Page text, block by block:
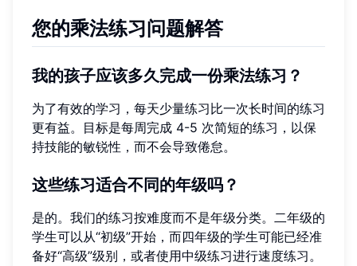
您的乘法练习问题解答
我的孩子应该多久完成一份乘法练习？
为了有效的学习，每天少量练习比一次长时间的练习
更有益。目标是每周完成 4-5 次简短的练习，以保
持技能的敏锐性，而不会导致倦怠。
这些练习适合不同的年级吗？
是的。我们的练习按难度而不是年级分类。二年级的
学生可以从“初级”开始，而四年级的学生可能已经准
备好“高级”级别，或者使用中级练习进行速度练习。